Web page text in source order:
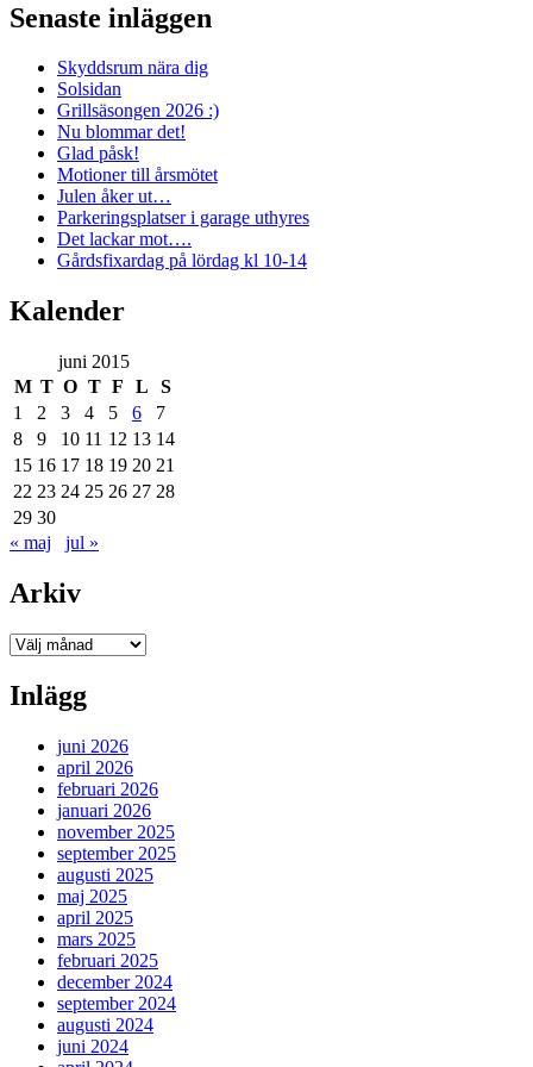
Senaste inläggen
Skyddsrum nära dig
Solsidan
Grillsäsongen 2026 :)
Nu blommar det!
Glad påsk!
Motioner till årsmötet
Julen åker ut…
Parkeringsplatser i garage uthyres
Det lackar mot….
Gårdsfixardag på lördag kl 10-14
Kalender
juni 2015
M T O T F L
S
1
2 3 4 5 6
7
8
9 10 11 12 13 14
15 16 17 18 19 20 21
22 23 24 25 26 27 28
29 30
« maj
jul »
Arkiv
Arkiv
Inlägg
juni 2026
april 2026
februari 2026
januari 2026
november 2025
september 2025
augusti 2025
maj 2025
april 2025
mars 2025
februari 2025
december 2024
september 2024
augusti 2024
juni 2024